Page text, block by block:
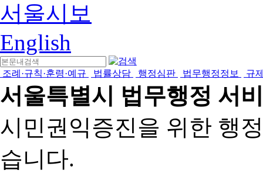
서울시보
English
조례·규칙·훈령·예규 법률상담 행정심판 법무행정정보 규
서울특별시 법무행정 서
시민권익증진을 위한 행
습니다.